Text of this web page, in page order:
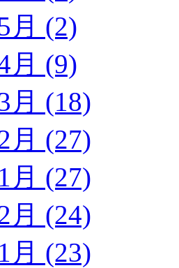
月 (2)
月 (9)
月 (18)
月 (27)
月 (27)
月 (24)
月 (23)